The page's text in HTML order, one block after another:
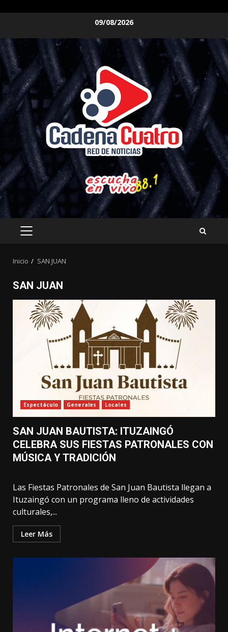
contenido
09/08/2026
MENÚ
Inicio SAN JUAN
SAN JUAN
Espectáculo Generales Locales
SAN JUAN BAUTISTA: ITUZAINGÓ
CELEBRA SUS FIESTAS PATRONALES CON
MÚSICA Y TRADICIÓN
Las Fiestas Patronales de San Juan Bautista llegan a
Ituzaingó con un programa lleno de actividades
culturales,...
Leer Más